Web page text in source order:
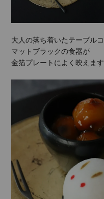
大人の落ち着いたテーブル
マットブラックの食器が
金箔プレートによく映えます